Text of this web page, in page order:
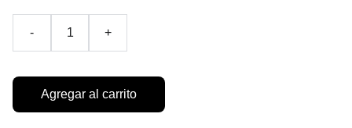
- +
Agregar al carrito